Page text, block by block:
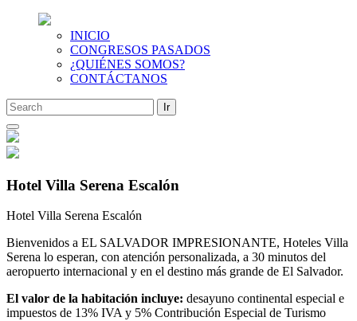
INICIO
CONGRESOS PASADOS
¿QUIÉNES SOMOS?
CONTÁCTANOS
Saltar
al
contenido
Hotel Villa Serena Escalón
Hotel Villa Serena Escalón
Bienvenidos a EL SALVADOR IMPRESIONANTE, Hoteles Villa
Serena lo esperan, con atención personalizada, a 30 minutos del
aeropuerto internacional y en el destino más grande de El Salvador.
El valor de la habitación incluye: desayuno continental especial e
impuestos de 13% IVA y 5% Contribución Especial de Turismo